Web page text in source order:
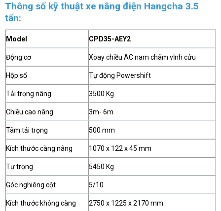
Thông số kỹ thuật xe nâng điện Hangcha 3.5
tấn:
Model CPD35-AEY2
Động cơ Xoay chiều AC nam châm vĩnh cửu
Hộp số Tự động Powershift
Tải trọng nâng 3500 Kg
Chiều cao nâng 3m- 6m
Tâm tải trọng 500 mm
Kích thước càng nâng 1070 x 122 x 45 mm
Tự trọng 5450 Kg
Góc nghiêng cột 5/10
Kích thước không càng 2750 x 1225 x 2170 mm